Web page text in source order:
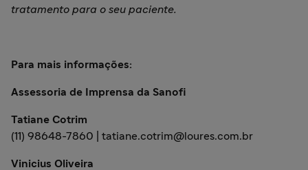
tratamento para o seu paciente.
Para mais informações:
Assessoria de Imprensa da Sanofi
Tatiane Cotrim
(11) 98648-7860 | tatiane.cotrim@loures.com.br
Vinicius Oliveira